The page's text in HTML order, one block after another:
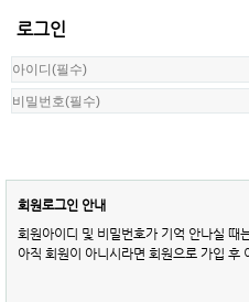
로그인
회원로그인 안내
회원아이디 및 비밀번호가 기억 안나실 때
아직 회원이 아니시라면 회원으로 가입 후